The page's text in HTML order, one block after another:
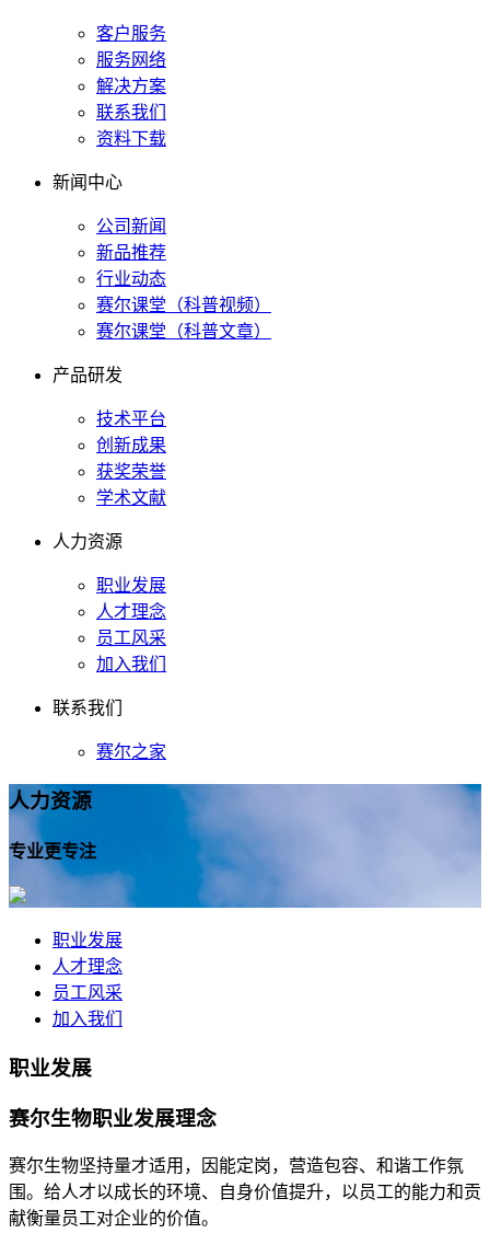
客户服务
服务网络
解决方案
联系我们
资料下载
新闻中心
公司新闻
新品推荐
行业动态
赛尔课堂（科普视频）
赛尔课堂（科普文章）
产品研发
技术平台
创新成果
获奖荣誉
学术文献
人力资源
职业发展
人才理念
员工风采
加入我们
联系我们
赛尔之家
人力资源
专业更专注
职业发展
人才理念
员工风采
加入我们
职业发展
赛尔生物职业发展理念
赛尔生物坚持量才适用，因能定岗，营造包容、和谐工作氛
围。给人才以成长的环境、自身价值提升，以员工的能力和贡
献衡量员工对企业的价值。